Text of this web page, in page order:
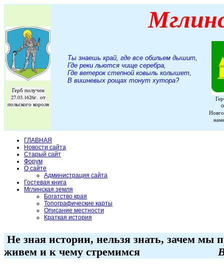
Герб получен
27.03.1626г. от
польского короля
Ты знаешь край, где все обильем дышит,
Где реки льются чище серебра,
Где ветерок степной ковыль колышет,
В вишневых рощах тонут хутора?
ГЛАВНАЯ
Новости сайта
Старый сайт
Форум
О сайте
Администрация сайта
Гостевая книга
Мглинская земля
Богатство края
Топографические карты
Описание местности
Краткая история
Не зная истории, нельзя знать, зачем мы
живем и к чему стремимся